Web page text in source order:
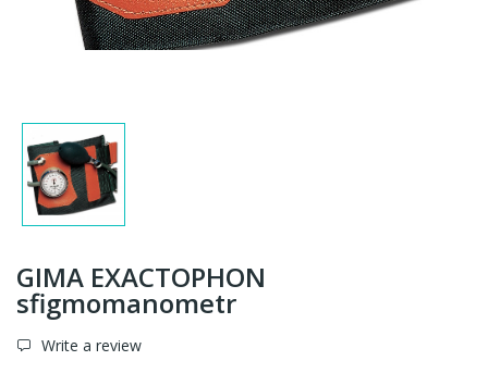
GIMA EXACTOPHON
sfigmomanometr
Write a review